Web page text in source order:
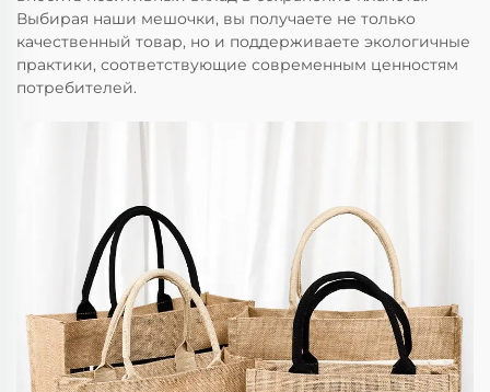
Выбирая наши мешочки, вы получаете не только
качественный товар, но и поддерживаете экологичные
практики, соответствующие современным ценностям
потребителей.